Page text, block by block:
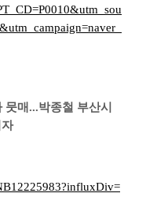
매...박종철 부산시